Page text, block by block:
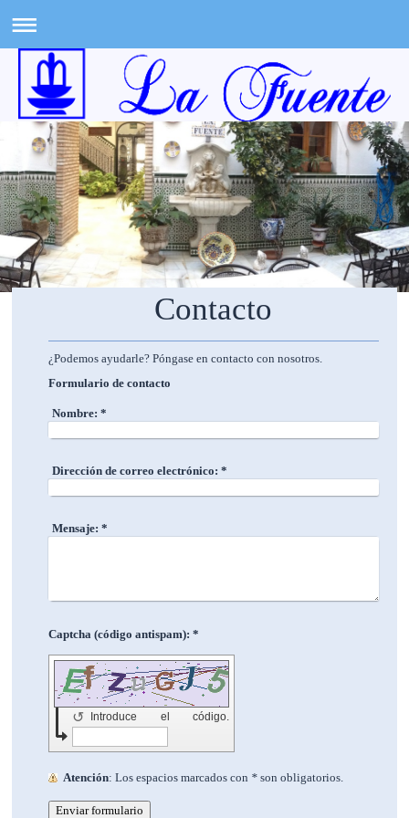
Contacto
¿Podemos ayudarle? Póngase en contacto con nosotros.
Formulario de contacto
Nombre: *
Dirección de correo electrónico: *
Mensaje: *
Captcha (código antispam): *
↺
Atención : Los espacios marcados con * son obligatorios.